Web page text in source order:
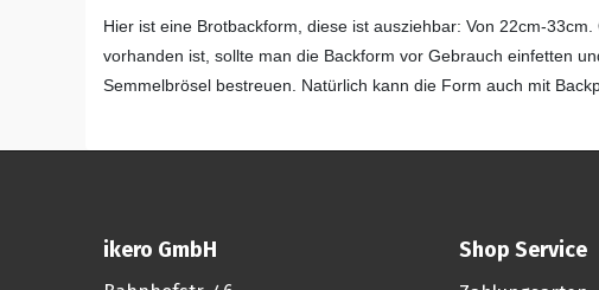
Hier ist eine Brotbackform, diese ist ausziehbar: Von 22cm-
vorhanden ist, sollte man die Backform vor Gebrauch einfetten
Semmelbrösel bestreuen. Natürlich kann die Form auch mit
ikero GmbH Shop Service